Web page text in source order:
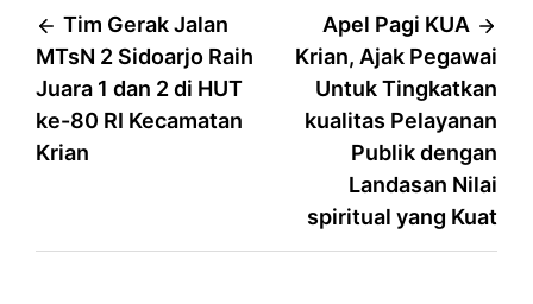
Post
navigation
Tim Gerak Jalan
MTsN 2 Sidoarjo Raih
Juara 1 dan 2 di HUT
ke-80 RI Kecamatan
Krian
Apel Pagi KUA
Krian, Ajak Pegawai
Untuk Tingkatkan
kualitas Pelayanan
Publik dengan
Landasan Nilai
spiritual yang Kuat